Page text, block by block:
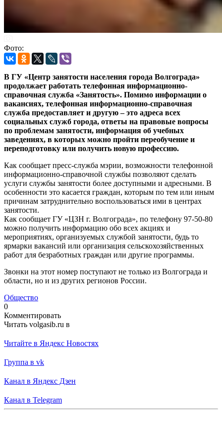
Фото:
В ГУ «Центр занятости населения города Волгограда»
продолжает работать телефонная информационно-
справочная служба «Занятость». Помимо информации о
вакансиях, телефонная информационно-справочная
служба предоставляет и другую – это адреса всех
социальных служб города, ответы на правовые вопросы
по проблемам занятости, информация об учебных
заведениях, в которых можно пройти переобучение и
переподготовку или получить новую профессию.
Как сообщает пресс-служба мэрии, возможности телефонной
информационно-справочной службы позволяют сделать
услуги службы занятости более доступными и адресными. В
особенности это касается граждан, которым по тем или иным
причинам затруднительно воспользоваться ими в центрах
занятости.
Как сообщает ГУ «ЦЗН г. Волгограда», по телефону 97-50-80
можно получить информацию обо всех акциях и
мероприятиях, организуемых службой занятости, будь то
ярмарки вакансий или организация сельскохозяйственных
работ для безработных граждан или другие программы.
Звонки на этот номер поступают не только из Волгограда и
области, но и из других регионов России.
Общество
0
Комментировать
Читать volgasib.ru в
Читайте в Яндекс Новостях
Группа в vk
Канал в Яндекс Дзен
Канал в Telegram